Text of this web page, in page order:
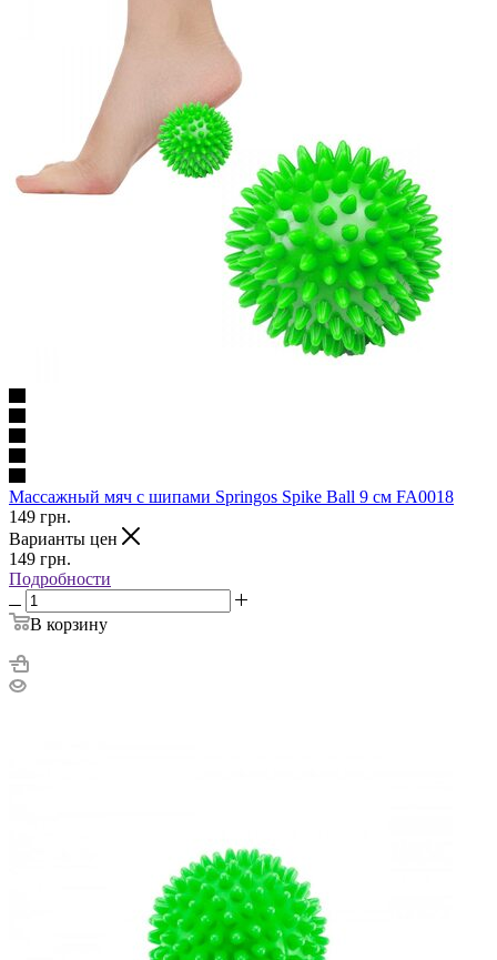
Массажный мяч с шипами Springos Spike Ball 9 см FA0018
149 грн.
Варианты цен
149 грн.
Подробности
В корзину